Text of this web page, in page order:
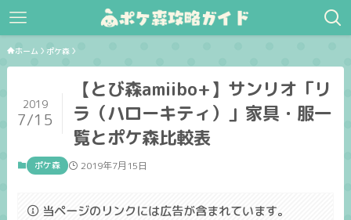
ホーム ポケ森
【とび森amiibo+】サンリオ「リ
ラ（ハローキティ）」家具・服一
覧とポケ森比較表
2019
7/15
ポケ森 2019年7月15日
当ページのリンクには広告が含まれています。